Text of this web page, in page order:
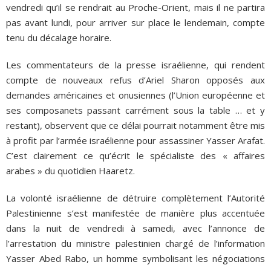
vendredi qu’il se rendrait au Proche-Orient, mais il ne partira
pas avant lundi, pour arriver sur place le lendemain, compte
tenu du décalage horaire.
Les commentateurs de la presse israélienne, qui rendent
compte de nouveaux refus d’Ariel Sharon opposés aux
demandes américaines et onusiennes (l’Union européenne et
ses composanets passant carrément sous la table … et y
restant), observent que ce délai pourrait notamment être mis
à profit par l’armée israélienne pour assassiner Yasser Arafat.
C’est clairement ce qu’écrit le spécialiste des « affaires
arabes » du quotidien Haaretz.
La volonté israélienne de détruire complètement l’Autorité
Palestinienne s’est manifestée de manière plus accentuée
dans la nuit de vendredi à samedi, avec l’annonce de
l’arrestation du ministre palestinien chargé de l’information
Yasser Abed Rabo, un homme symbolisant les négociations